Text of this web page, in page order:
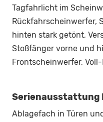
Tagfahrlicht im
Rückfahrscheinwerfer,
hinten stark getönt,
Stoßfänger vorne und
Frontscheinwerfer,
Serienausstattung
Ablagefach in Türen